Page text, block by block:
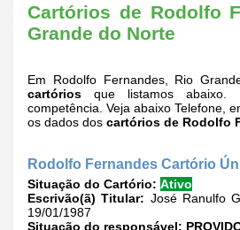
Cartórios de Rodolfo
Grande do Norte
Em Rodolfo Fernandes, Rio
cartórios que listamos abaixo.
competência. Veja abaixo Telefone,
os dados dos cartórios de Rodolfo
Rodolfo Fernandes Cartório
Situação do Cartório: Ativo
Escrivão(ã) Titular: José Ranulfo
19/01/1987
Situação do responsável: